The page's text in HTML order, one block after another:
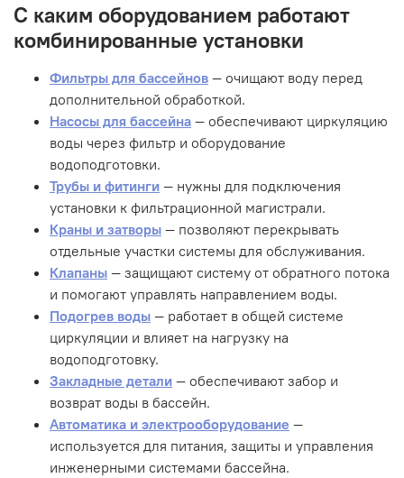
С каким оборудованием работают
комбинированные установки
Фильтры для бассейнов — очищают воду перед
дополнительной обработкой.
Насосы для бассейна — обеспечивают циркуляцию
воды через фильтр и оборудование
водоподготовки.
Трубы и фитинги — нужны для подключения
установки к фильтрационной магистрали.
Краны и затворы — позволяют перекрывать
отдельные участки системы для обслуживания.
Клапаны — защищают систему от обратного потока
и помогают управлять направлением воды.
Подогрев воды — работает в общей системе
циркуляции и влияет на нагрузку на
водоподготовку.
Закладные детали — обеспечивают забор и
возврат воды в бассейн.
Автоматика и электрооборудование —
используется для питания, защиты и управления
инженерными системами бассейна.